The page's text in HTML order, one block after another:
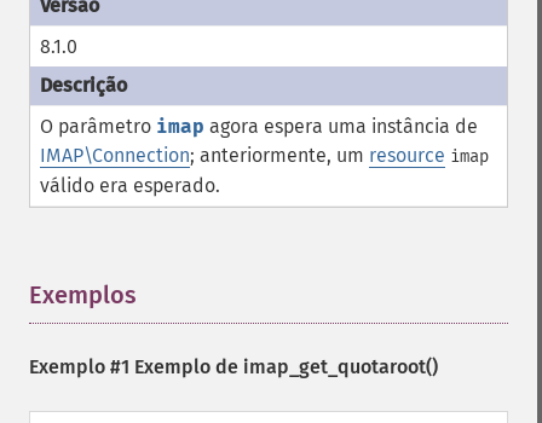
8.1.0
O parâmetro imap agora espera uma instância de
IMAP\Connection; anteriormente, um resource imap
válido era esperado.
Exemplos
Exemplo #1 Exemplo de imap_get_quotaroot()